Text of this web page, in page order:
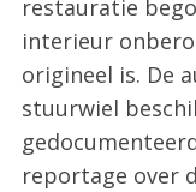
restauratie
interieur
origineel is. De
stuurwiel
reportage over